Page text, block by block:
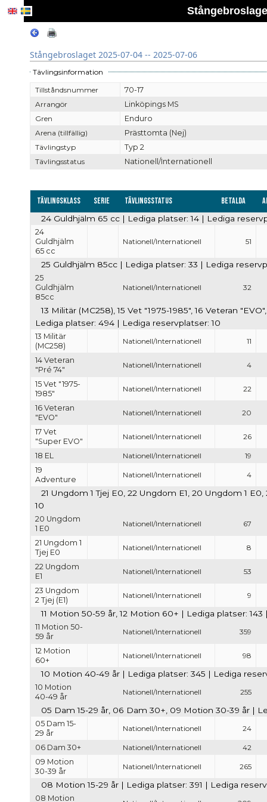
Stångebroslaget 2025-07-04 -- 2025-07-06
Tävlingsinformation
Tillståndsnummer
70-17
Arrangör
Linköpings MS
Gren
Enduro
Arena (tillfällig)
Prästtomta (Nej)
Tävlingstyp
Typ 2
Tävlingsstatus
Nationell/Internationell
Tävlingsklass Serie Tävlingsstatus Betalda
24 Guldhjälm 65 cc | Lediga platser: 14 | Lediga
24
Guldhjälm
65 cc
Nationell/Internationell 51
25 Guldhjälm 85cc | Lediga platser: 33 | Lediga
25
Guldhjälm
85cc
Nationell/Internationell 32
13 Militär (MC258), 15 Vet "1975-1985", 16 Veteran
Lediga platser: 494 | Lediga reservplatser: 10
13 Militär
(MC258)
Nationell/Internationell 11
14 Veteran
"Pré 74"
Nationell/Internationell 4
15 Vet "1975-
1985"
Nationell/Internationell 22
16 Veteran
"EVO"
Nationell/Internationell 20
17 Vet
"Super EVO"
Nationell/Internationell 26
18 EL Nationell/Internationell
19
19
Adventure
Nationell/Internationell 4
21 Ungdom 1 Tjej E0, 22 Ungdom E1, 20 Ungdom 1
10
20 Ungdom
1 E0
Nationell/Internationell 67
21 Ungdom 1
Tjej E0
Nationell/Internationell 8
22 Ungdom
E1
Nationell/Internationell 53
23 Ungdom
2 Tjej (E1)
Nationell/Internationell 9
11 Motion 50-59 år, 12 Motion 60+ | Lediga platser:
11 Motion 50-
59 år
Nationell/Internationell 359
12 Motion
60+
Nationell/Internationell 98
10 Motion 40-49 år | Lediga platser: 345 | Lediga
10 Motion
40-49 år
Nationell/Internationell 255
05 Dam 15-29 år, 06 Dam 30+, 09 Motion 30-39 år |
05 Dam 15-
29 år
Nationell/Internationell 24
06 Dam 30+ Nationell/Internationell
42
09 Motion
30-39 år
Nationell/Internationell 265
08 Motion 15-29 år | Lediga platser: 391 | Lediga
08 Motion